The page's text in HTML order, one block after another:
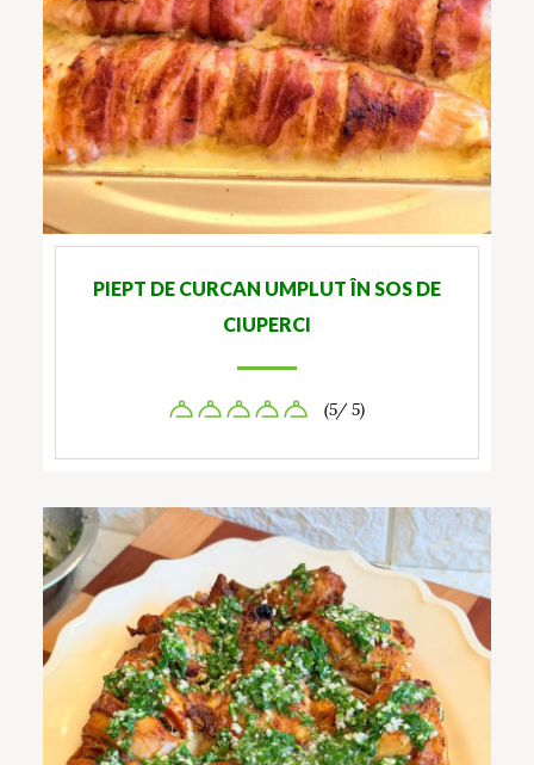
PIEPT DE CURCAN UMPLUT ÎN SOS DE
CIUPERCI
(5/ 5)